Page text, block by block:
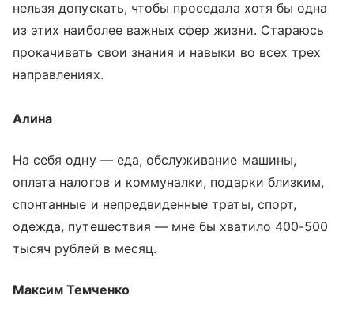
нельзя допускать, чтобы проседала хотя бы одна
из этих наиболее важных сфер жизни. Стараюсь
прокачивать свои знания и навыки во всех трех
направлениях.
Алина
На себя одну — еда, обслуживание машины,
оплата налогов и коммуналки, подарки близким,
спонтанные и непредвиденные траты, спорт,
одежда, путешествия — мне бы хватило 400-500
тысяч рублей в месяц.
Максим Темченко